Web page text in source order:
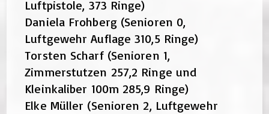
Luftpistole, 373 Ringe)
Daniela Frohberg (Senioren 0,
Luftgewehr Auflage 310,5 Ringe)
Torsten Scharf (Senioren 1,
Zimmerstutzen 257,2 Ringe und
Kleinkaliber 100m 285,9 Ringe)
Elke Müller (Senioren 2, Luftgewehr